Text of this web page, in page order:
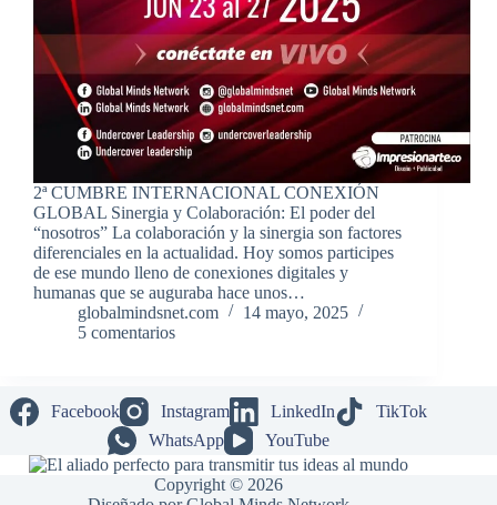
2ª CUMBRE INTERNACIONAL CONEXIÓN
GLOBAL Sinergia y Colaboración: El poder del
“nosotros” La colaboración y la sinergia son factores
diferenciales en la actualidad. Hoy somos participes
de ese mundo lleno de conexiones digitales y
humanas que se auguraba hace unos…
globalmindsnet.com
14 mayo, 2025
5 comentarios
Facebook Instagram LinkedIn
TikTok
WhatsApp
YouTube
Copyright © 2026